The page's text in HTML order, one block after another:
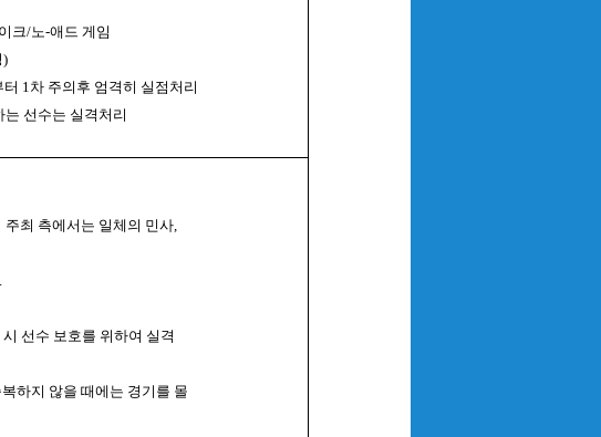
크/노-애드 게임
)
1차 주의후 엄격히 실점처리
선수는 실격처리
최 측에서는 일체의 민사,
선수 보호를 위하여 실격
하지 않을 때에는 경기를 몰